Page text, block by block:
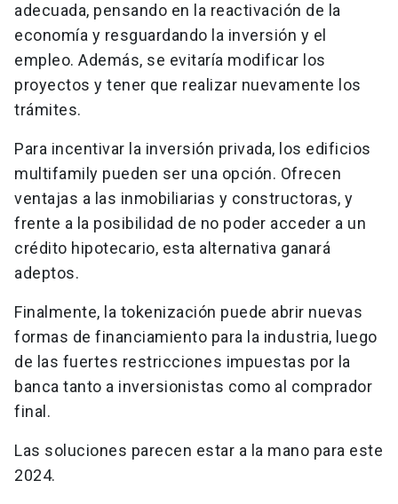
adecuada, pensando en la reactivación de la
economía y resguardando la inversión y el
empleo. Además, se evitaría modificar los
proyectos y tener que realizar nuevamente los
trámites.
Para incentivar la inversión privada, los edificios
multifamily pueden ser una opción. Ofrecen
ventajas a las inmobiliarias y constructoras, y
frente a la posibilidad de no poder acceder a un
crédito hipotecario, esta alternativa ganará
adeptos.
Finalmente, la tokenización puede abrir nuevas
formas de financiamiento para la industria, luego
de las fuertes restricciones impuestas por la
banca tanto a inversionistas como al comprador
final.
Las soluciones parecen estar a la mano para este
2024.